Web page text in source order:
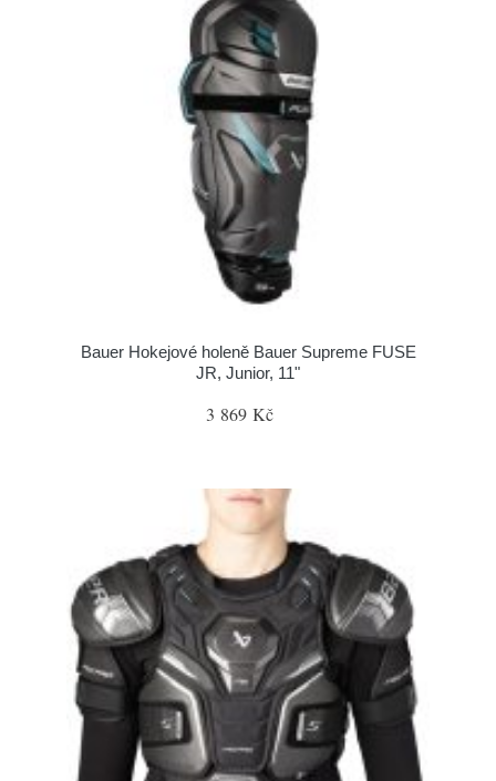
Bauer Hokejové holeně Bauer Supreme FUSE
JR, Junior, 11"
3 869 Kč